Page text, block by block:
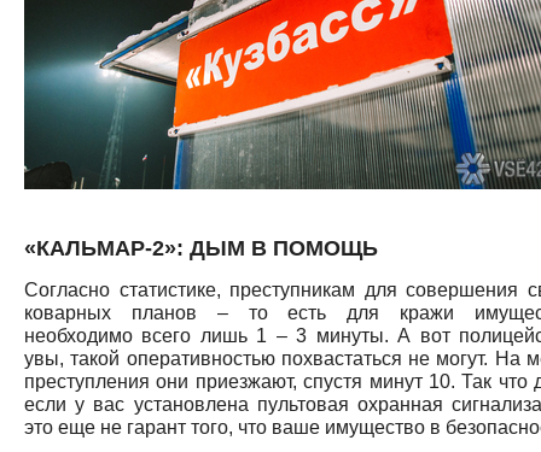
«КАЛЬМАР-2»: ДЫМ В ПОМОЩЬ
Согласно статистике, преступникам для совершения
коварных планов – то есть для кражи
необходимо всего лишь 1 – 3 минуты. А вот
увы, такой оперативностью похвастаться не могут. На
преступления они приезжают, спустя минут 10. Так что
если у вас установлена пультовая охранная
это еще не гарант того, что ваше имущество в